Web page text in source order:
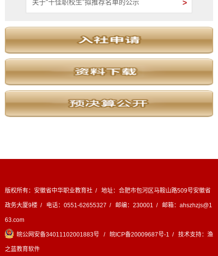
关于“十佳职校生”拟推荐名单的公示 >
版权所有：安徽省中华职业教育社 / 地址：合肥市包河区马鞍山路509号安徽省
政务大厦9楼 / 电话：0551-62655327 / 邮编：230001 / 邮箱：ahszhzjs@1
63.com
皖公网安备34011102001883号 / 皖ICP备20009687号-1 / 技术支持： 渔
之蓝教育软件